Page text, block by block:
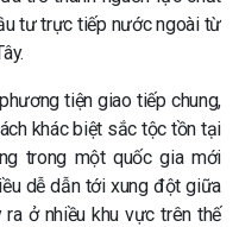
tư trực tiếp nước ngoài từ
tiện giao tiếp chung,
khác biệt sắc tộc tồn tại
trong một quốc gia mới
dễ dẫn tới xung đột giữa
ở nhiều khu vực trên thế